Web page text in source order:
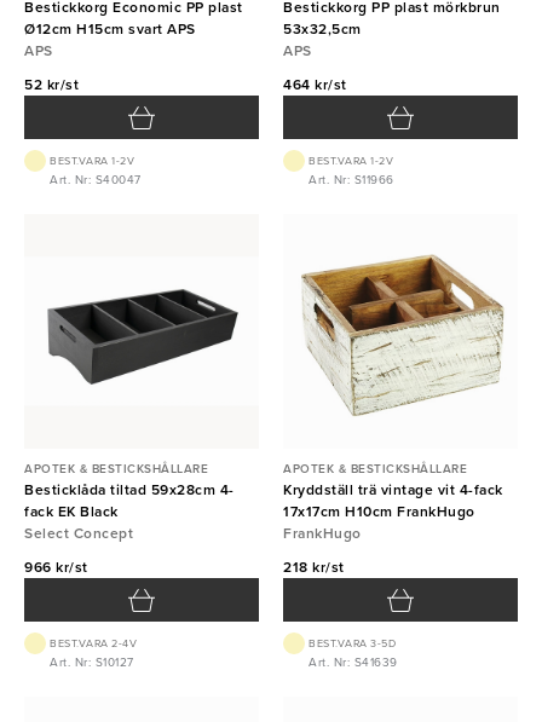
Bestickkorg Economic PP plast
Ø12cm H15cm svart APS
APS
52 kr/st
BEST.VARA 1-2V
Art. Nr: S40047
Bestickkorg PP plast mörkbrun
53x32,5cm
APS
464 kr/st
BEST.VARA 1-2V
Art. Nr: S11966
APOTEK & BESTICKSHÅLLARE
Besticklåda tiltad 59x28cm 4-
fack EK Black
Select Concept
966 kr/st
BEST.VARA 2-4V
Art. Nr: S10127
APOTEK & BESTICKSHÅLLARE
Kryddställ trä vintage vit 4-fack
17x17cm H10cm FrankHugo
FrankHugo
218 kr/st
BEST.VARA 3-5D
Art. Nr: S41639